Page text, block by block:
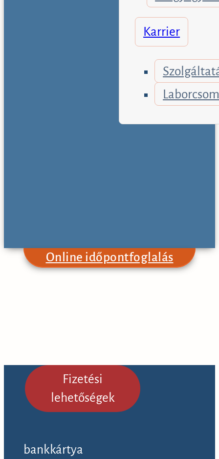
Dr. Varga Borisz
SEBÉSZET
Dr. Rokszin
Dr. Jancsikin
Dr. Őry-Tóth
Dr. Oroszi Tamás
Karrier
Online időpontfoglalás
Fizetési
lehetőségek
bankkártya